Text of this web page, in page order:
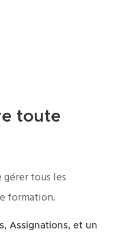
toute
tous les
formation.
Assignations, et un